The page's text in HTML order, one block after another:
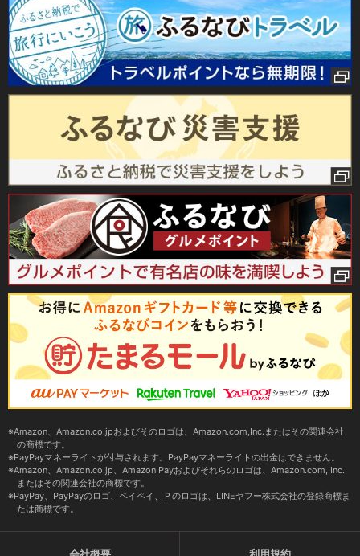
Amazon、Amazon.co.jpおよびそのロゴは、Amazon.com,Inc.またはその関連会社
の商標です。
PayPayマネーライトが付与されます。PayPayマネーライトの出金はできません。
Amazon、Amazon.co.jp、Amazon Payおよびそれらのロゴは、Amazon.com, Inc.
またはその関連会社の商標です。
PayPay、PayPayのロゴ、ペイペイ、Ｐのロゴは、LINEヤフー株式会社の登録商標ま
たは商標です。